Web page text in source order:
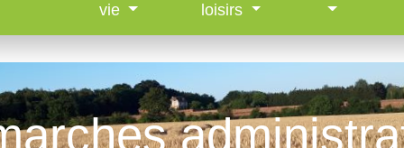
vie
loisirs